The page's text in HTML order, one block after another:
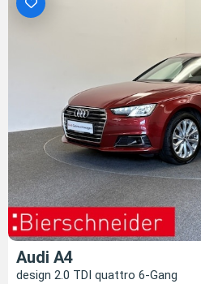
Audi A4
design 2.0 TDI quattro 6-Gang